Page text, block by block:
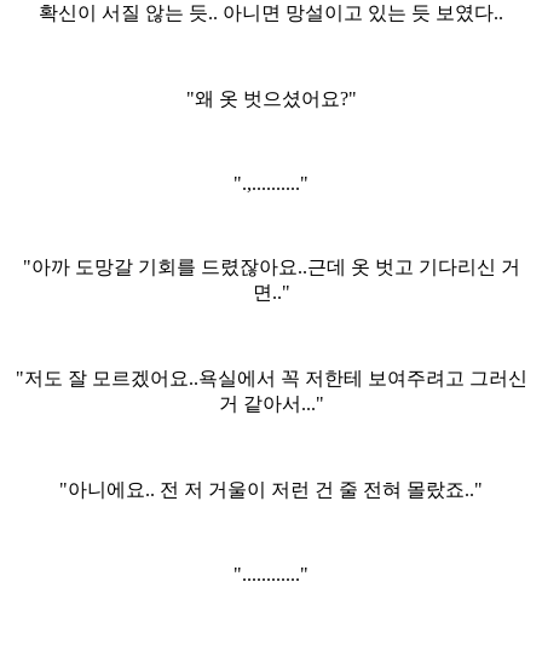
확신이 서질 않는 듯.. 아니면 망설이고 있는 듯 보였다..
"왜 옷 벗으셨어요?"
".,.........."
"아까 도망갈 기회를 드렸잖아요..근데 옷 벗고 기다리신 거
면.."
"저도 잘 모르겠어요..욕실에서 꼭 저한테 보여주려고 그러신
거 같아서..."
"아니에요.. 전 저 거울이 저런 건 줄 전혀 몰랐죠.."
"............"